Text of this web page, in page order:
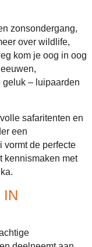
zonsondergang,
over wildlife,
kom je oog in oog
geluk – luipaarden
safaritenten en
een
vormt de perfecte
kennismaken met
IN